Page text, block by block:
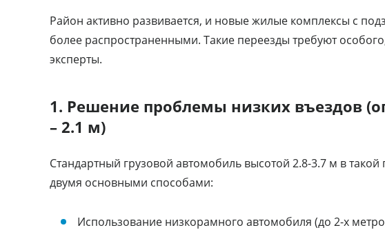
Район активно развивается, и новые жилые комплексы с
более распространенными. Такие переезды требуют
эксперты.
1. Решение проблемы низких въездов
– 2.1 м)
Стандартный грузовой автомобиль высотой 2.8-3.7 м в
двумя основными способами:
Использование низкорамного автомобиля (до 2-х